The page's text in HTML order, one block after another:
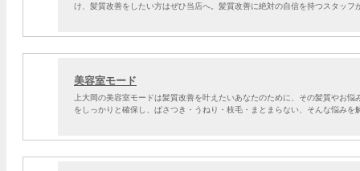
け、髪質改善をしたい方はぜひ当店へ。髪質改善に絶対の自信を持つスタッ
美容室モード
上大岡の美容室モードは髪質改善を叶えたいあなたのために、その髪質やお
をしっかりと確保し、ぱさつき・うねり・枝毛・まとまらない、そんな悩み